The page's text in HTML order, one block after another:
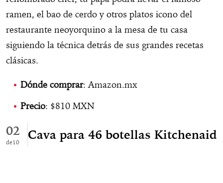
ramen, el bao de cerdo y otros platos icono del
restaurante neoyorquino a la mesa de tu casa
siguiendo la técnica detrás de sus grandes recetas
clásicas.
Dónde comprar: Amazon.mx
Precio: $810 MXN
02
10
Cava para 46 botellas Kitchenaid